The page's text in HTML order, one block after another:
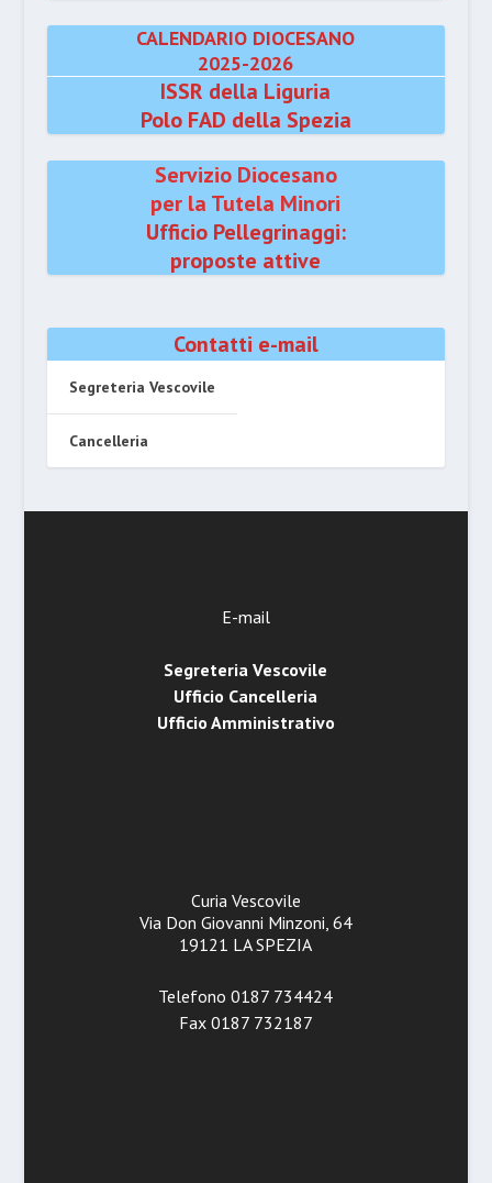
CALENDARIO DIOCESANO
2025-2026
ISSR della Liguria
Polo FAD della Spezia
Servizio Diocesano
per la Tutela Minori
Ufficio Pellegrinaggi:
proposte attive
Contatti e-mail
Segreteria Vescovile
Cancelleria
E-mail
Segreteria Vescovile
Ufficio Cancelleria
Ufficio Amministrativo
Curia Vescovile
Via Don Giovanni Minzoni, 64
19121 LA SPEZIA
Telefono 0187 734424
Fax 0187 732187